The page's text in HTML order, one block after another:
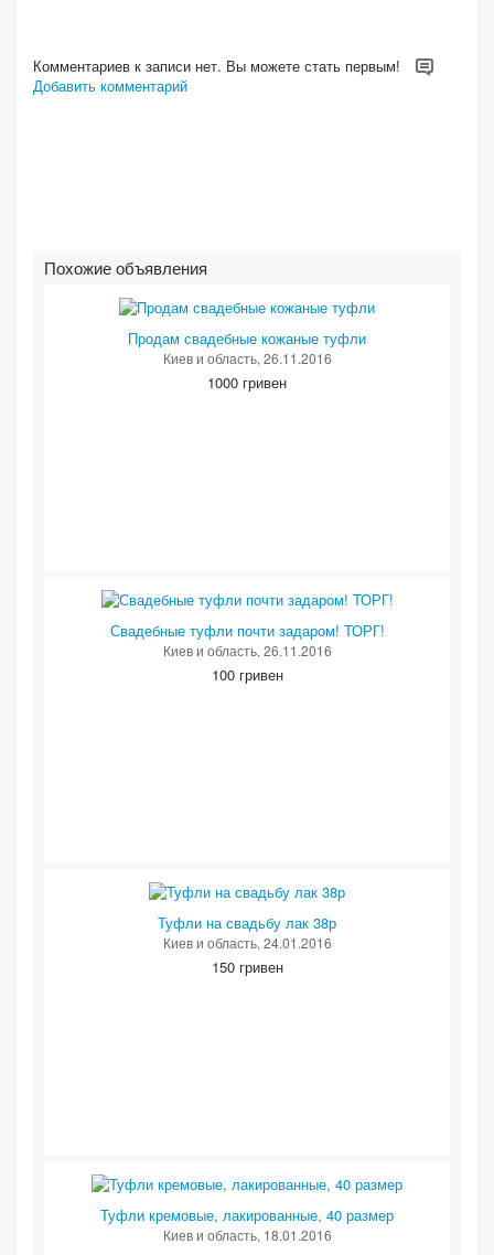
Комментариев к записи нет. Вы можете стать первым!
Добавить комментарий
Похожие объявления
Продам свадебные кожаные туфли
Киев и область, 26.11.2016
1000 гривен
Свадебные туфли почти задаром! ТОРГ!
Киев и область, 26.11.2016
100 гривен
Туфли на свадьбу лак 38р
Киев и область, 24.01.2016
150 гривен
Туфли кремовые, лакированные, 40 размер
Киев и область, 18.01.2016